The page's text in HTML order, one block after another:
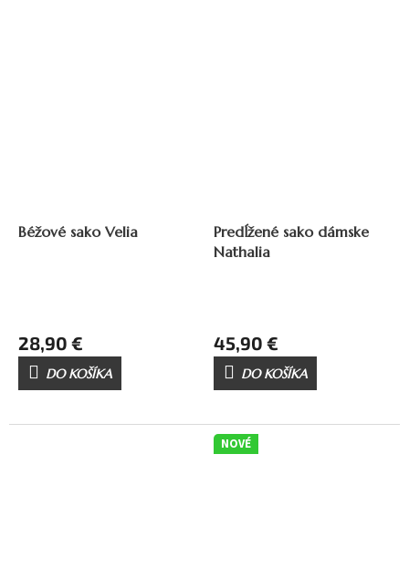
Béžové sako Velia
28,90 €
DO KOŠÍKA
Predĺžené sako dámske
Nathalia
45,90 €
DO KOŠÍKA
NOVÉ